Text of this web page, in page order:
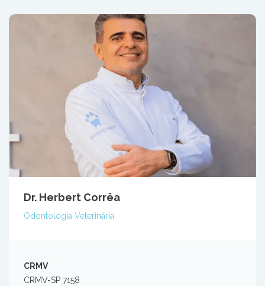
Dr. Herbert Corrêa
Odontologia Veterinária
CRMV
CRMV-SP 7158